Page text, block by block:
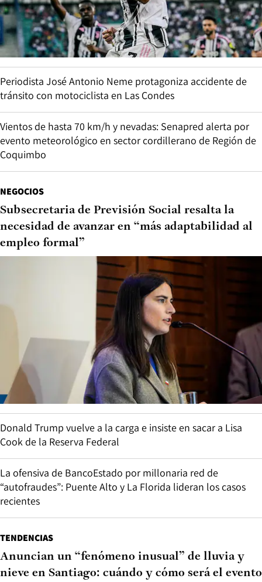
Periodista José Antonio Neme protagoniza accidente de
tránsito con motociclista en Las Condes
Vientos de hasta 70 km/h y nevadas: Senapred alerta por
evento meteorológico en sector cordillerano de Región de
Coquimbo
NEGOCIOS
Subsecretaria de Previsión Social resalta la
necesidad de avanzar en “más adaptabilidad al
empleo formal”
Donald Trump vuelve a la carga e insiste en sacar a Lisa
Cook de la Reserva Federal
La ofensiva de BancoEstado por millonaria red de
“autofraudes”: Puente Alto y La Florida lideran los casos
recientes
TENDENCIAS
Anuncian un “fenómeno inusual” de lluvia y
nieve en Santiago: cuándo y cómo será el evento